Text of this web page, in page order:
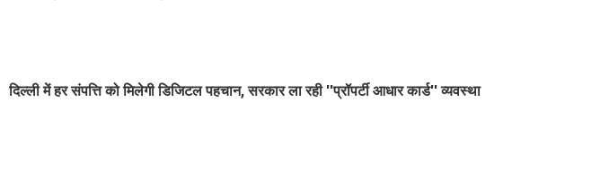
दिल्ली में हर संपत्ति को मिलेगी डिजिटल पहचान, सरकार ला रही ''प्रॉपर्टी आधार कार्ड'' व्यवस्था